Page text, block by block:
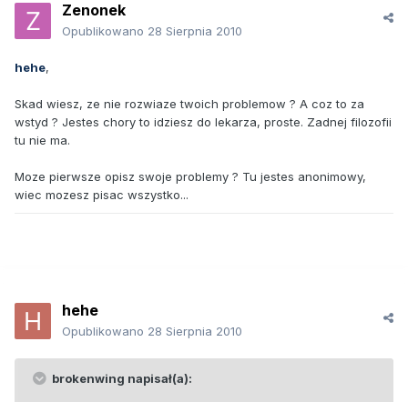
Zenonek
Opublikowano 28 Sierpnia 2010
hehe,
Skad wiesz, ze nie rozwiaze twoich problemow ? A coz to za
wstyd ? Jestes chory to idziesz do lekarza, proste. Zadnej filozofii
tu nie ma.
Moze pierwsze opisz swoje problemy ? Tu jestes anonimowy,
wiec mozesz pisac wszystko...
hehe
Opublikowano 28 Sierpnia 2010
brokenwing napisał(a):